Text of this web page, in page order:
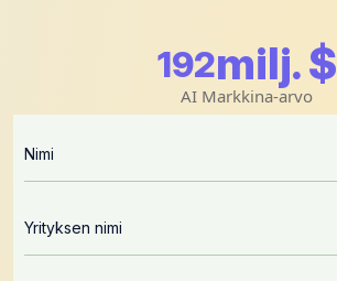
196milj. $
AI Markkina-arvo